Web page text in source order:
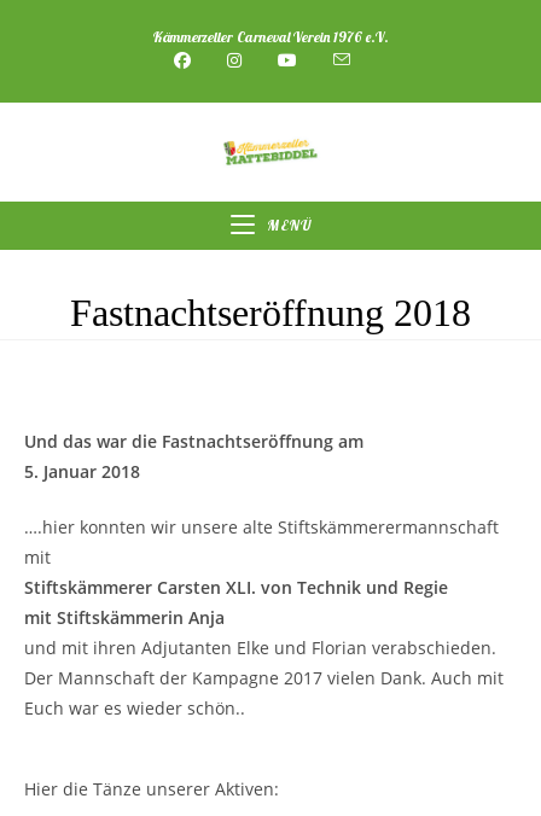
Kämmerzeller Carneval Verein 1976 e.V.
MENÜ
Fastnachtseröffnung 2018
Und das war die Fastnachtseröffnung am
5. Januar 2018
….hier konnten wir unsere alte Stiftskämmerermannschaft
mit
Stiftskämmerer Carsten XLI. von Technik und Regie
mit Stiftskämmerin Anja
und mit ihren Adjutanten Elke und Florian verabschieden.
Der Mannschaft der Kampagne 2017 vielen Dank. Auch mit
Euch war es wieder schön..
Hier die Tänze unserer Aktiven: